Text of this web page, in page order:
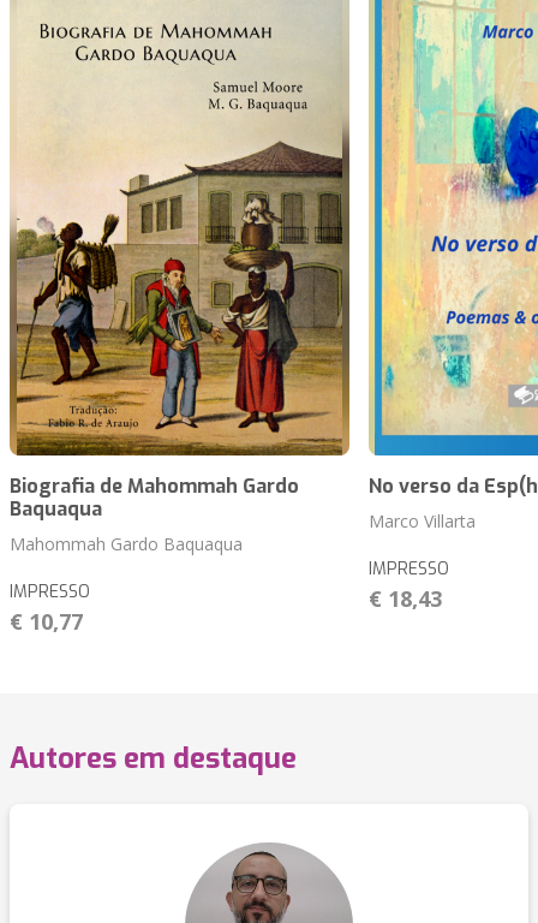
Biografia de Mahommah Gardo
Baquaqua
Mahommah Gardo Baquaqua
IMPRESSO
€ 10,77
No verso da
Marco Villarta
IMPRESSO
€ 18,43
Autores em destaque